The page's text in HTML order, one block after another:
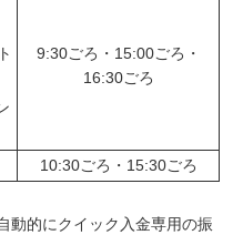
9:30ごろ・15:00ごろ・
16:30ごろ
10:30ごろ・15:30ごろ
動的にクイック入金専用の振